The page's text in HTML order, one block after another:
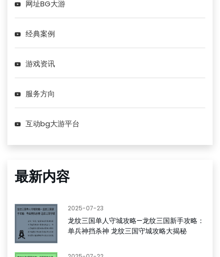
网址BG大游
经典案例
游戏资讯
服务方向
互动bg大游平台
最新内容
2025-07-23
龙纹三国单人守城攻略—龙纹三国新手攻略：
单兵神挡杀神 龙纹三国守城攻略大揭秘